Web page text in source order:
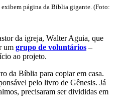
página da Bíblia gigante. (Foto:
da igreja, Walter Aguia, que
um grupo de voluntários –
ao projeto.
da Bíblia para copiar em casa.
pelo livro de Gênesis. Já
precisaram ser divididas em